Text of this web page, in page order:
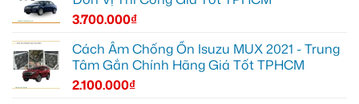
3.700.000₫
Cách Âm Chống Ồn Isuzu MUX 2021 - Trung
Tâm Gắn Chính Hãng Giá Tốt TPHCM
2.100.000₫